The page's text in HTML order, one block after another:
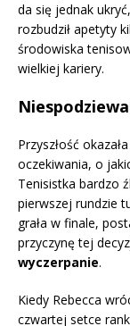
da się jednak
rozbudził apetyty
środowiska
wielkiej kariery.
Przyszłość
oczekiwania, o
Tenisistka bardzo
pierwszej rundzie
grała w finale,
przyczynę tej
wyczerpanie.
Kiedy Rebecca
czwartej setce